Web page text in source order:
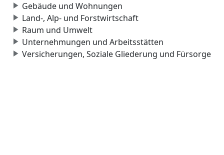
Gebäude und Wohnungen
Land-, Alp- und Forstwirtschaft
Raum und Umwelt
Unternehmungen und Arbeitsstätten
Versicherungen, Soziale Gliederung und Fürsorge